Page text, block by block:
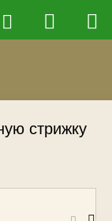
стрижку